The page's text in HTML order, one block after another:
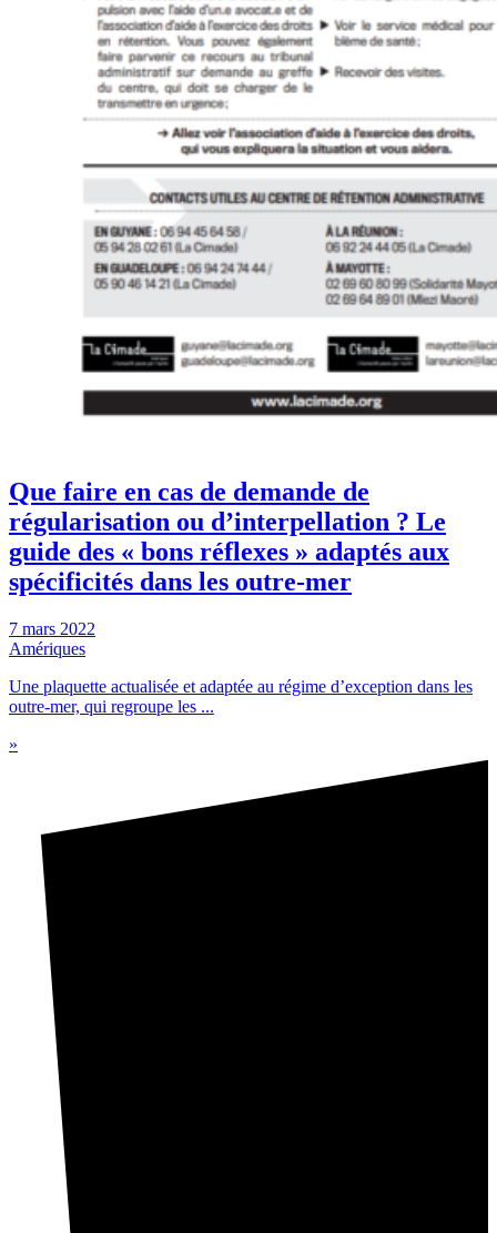
Que faire en cas de demande de
régularisation ou d’interpellation ? Le
guide des « bons réflexes » adaptés aux
spécificités dans les outre-mer
7 mars 2022
Amériques
Une plaquette actualisée et adaptée au régime d’exception dans les
outre-mer, qui regroupe les ...
»